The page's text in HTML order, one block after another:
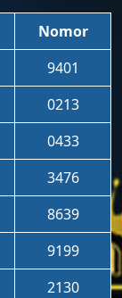
Nomor
9401
0213
0433
3476
8639
9199
2130